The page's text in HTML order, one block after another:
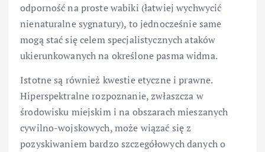
odporność na proste wabiki (łatwiej wychwycić
nienaturalne sygnatury), to jednocześnie same
mogą stać się celem specjalistycznych ataków
ukierunkowanych na określone pasma widma.
Istotne są również kwestie etyczne i prawne.
Hiperspektralne rozpoznanie, zwłaszcza w
środowisku miejskim i na obszarach mieszanych
cywilno-wojskowych, może wiązać się z
pozyskiwaniem bardzo szczegółowych danych o